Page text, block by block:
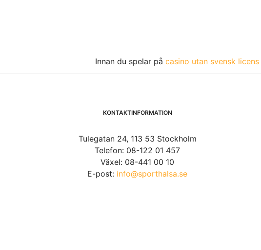
Innan du spelar på casino utan svensk licens
KONTAKTINFORMATION
Tulegatan 24, 113 53 Stockholm
Telefon: 08-122 01 457
Växel: 08-441 00 10
E-post: info@sporthalsa.se